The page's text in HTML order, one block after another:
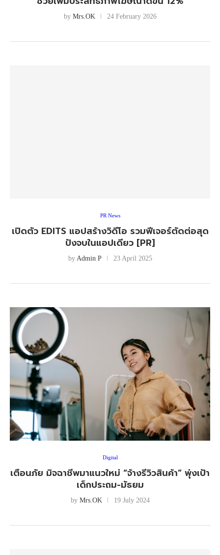
by Mrs.OK 24 February 2026
PR News
เปิดตัว EDITS แอปสร้างวิดีโอ รวมฟีเจอร์ตัดต่อสุด
ปังจบในแอปเดียว [PR]
by Admin P 23 April 2025
Digital
เตือนภัย มิจฉาชีพมาแนวใหม่ “จ้างรีวิวสินค้า” พุ่งเป้า
เด็กประถม-มัธยม
by Mrs.OK 19 July 2024